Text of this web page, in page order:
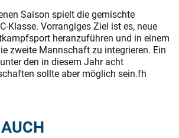
Saison spielt die gemischte
Klasse. Vorrangiges Ziel ist es, neue
heranzuführen und in einem
zweite Mannschaft zu integrieren. Ein
den in diesem Jahr acht
sollte aber möglich sein.fh